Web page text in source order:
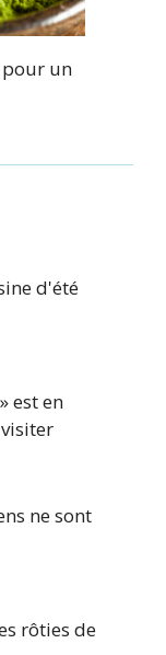
un
d'été
est en
ne sont
rôties de